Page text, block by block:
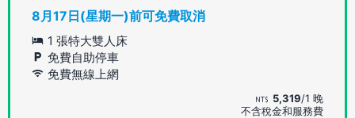
8月17日(星期一)前可免費取消
1 張特大雙人床
免費自助停車
免費無線上網
5,319/1 晚
不含稅金和服務費